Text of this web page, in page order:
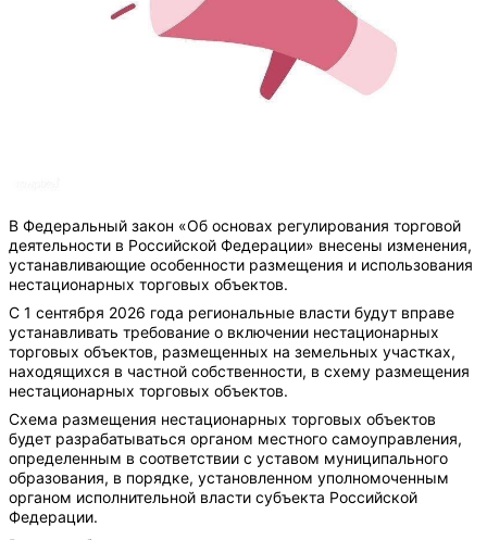
В Федеральный закон «Об основах регулирования торговой
деятельности в Российской Федерации» внесены изменения,
устанавливающие особенности размещения и использования
нестационарных торговых объектов.
С 1 сентября 2026 года региональные власти будут вправе
устанавливать требование о включении нестационарных
торговых объектов, размещенных на земельных участках,
находящихся в частной собственности, в схему размещения
нестационарных торговых объектов.
Схема размещения нестационарных торговых объектов
будет разрабатываться органом местного самоуправления,
определенным в соответствии с уставом муниципального
образования, в порядке, установленном уполномоченным
органом исполнительной власти субъекта Российской
Федерации.